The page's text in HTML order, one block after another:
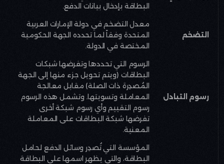
البطاقة بإدخال بيانات الدفع.
التضخم
معدل التضخم في دولة الإمارات العربية
المتحدة وفقاً لما تحدده الجهة الحكومية
المختصة في الدولة.
رسوم التبادل
الرسوم التي تحددها وتفرضها شبكات
البطاقات (ويتم تحويل جزء منها إلى الجهة
المُصدِرة ذات الصلة) مقابل معالجة
المعاملة وتسويتها. وتشمل هذه الرسوم
رسوم التقييم وأي رسوم شبكة أخرى
تفرضها شبكة البطاقات على المعاملة
المعنية.
المؤسسة التي تُصدِر وسائل الدفع لحامل
البطاقة، والتي يظهر اسمها على البطاقة